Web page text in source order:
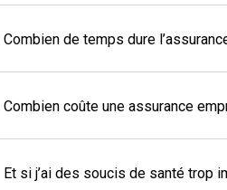
Combien de temps dure
Combien coûte une assurance
Et si j’ai des soucis de santé trop